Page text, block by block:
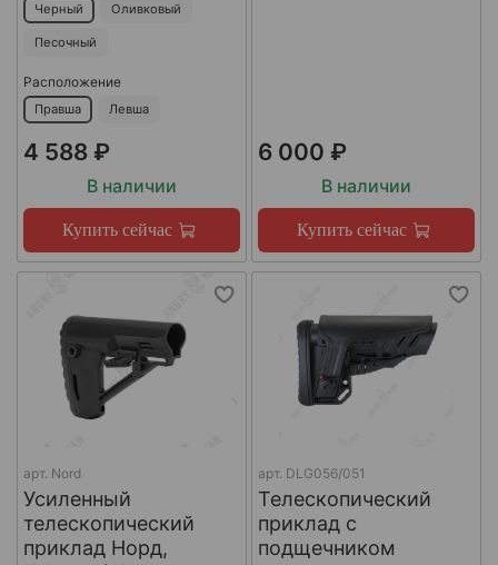
Черный Оливковый
Песочный
Расположение
Правша Левша
4 588 ₽
В наличии
Купить сейчас
6 000 ₽
В наличии
Купить сейчас
арт. Nord
Усиленный
телескопический
приклад Норд,
арт. DLG056/051
Телескопический
приклад с
подщечником